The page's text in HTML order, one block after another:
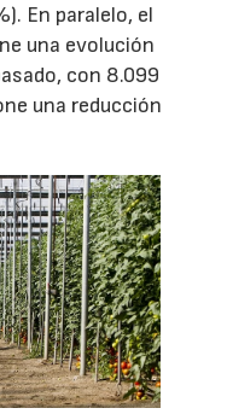
En paralelo, el
una evolución
con 8.099
una reducción